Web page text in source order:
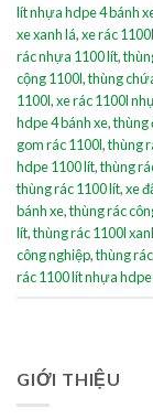
lít nhựa hdpe 4 bánh
xe xanh lá,xe rác 1100l
rác nhựa 1100 lít,
cộng 1100l,thùng
1100l,xe rác 1100l
hdpe 4 bánh xe,thùng
gom rác 1100l,thùng
hdpe 1100 lít,thùng
thùng rác 1100 lít,xe
bánh xe,thùng rác
lít,thùng rác 1100l
công nghiệp,thùng
rác 1100 lít nhựa
GIỚI THIỆU